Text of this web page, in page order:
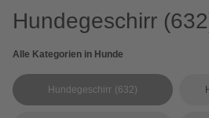
Hundegeschirr
Alle Kategorien in Hunde
Hundegeschirr (632)